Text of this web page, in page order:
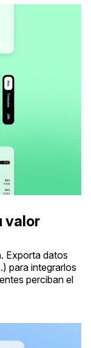
valor
Exporta datos
para integrarlos
perciban el